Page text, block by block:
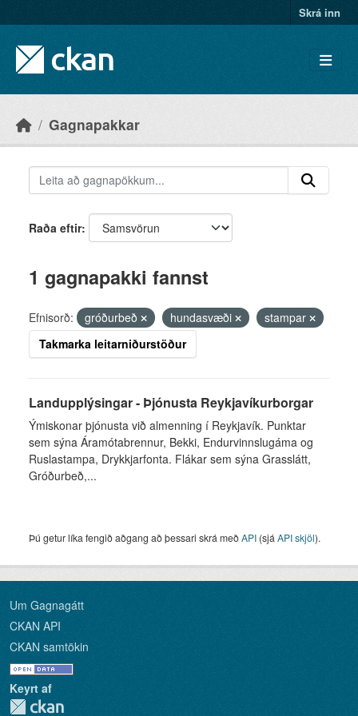
Skrá inn
Gagnapakkar
Raða eftir
1 gagnapakki fannst
Efnisorð: gróðurbeð hundasvæði
stampar
Takmarka leitarniðurstöður
Landupplýsingar - Þjónusta Reykjavíkurborgar
Ýmiskonar þjónusta við almenning í Reykjavík. Punktar
sem sýna Áramótabrennur, Bekki, Endurvinnslugáma og
Ruslastampa, Drykkjarfonta. Flákar sem sýna Grasslátt,
Gróðurbeð,...
Þú getur líka fengið aðgang að þessari skrá meðAPI (sjá API skjöl).
Um Gagnagátt
CKAN API
CKAN samtökin
Keyrt af